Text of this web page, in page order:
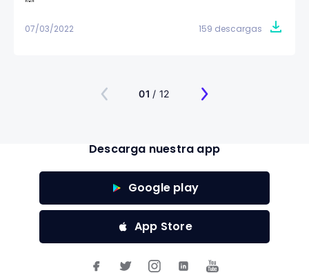
07/03/2022 159 descargas
01 / 12
Descarga nuestra app
Google play
App Store